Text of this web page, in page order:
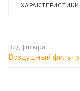
ХАРАКТЕРИСТИКИ
Вид фильтра
Воздушный фильтр